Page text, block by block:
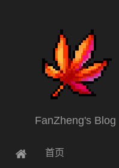
FanZheng's Blog
首页